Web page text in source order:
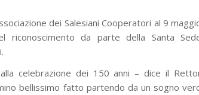
dei Salesiani Cooperatori al 9
riconoscimento da parte della Santa
celebrazione dei 150 anni – dice il
bellissimo fatto partendo da un sogno